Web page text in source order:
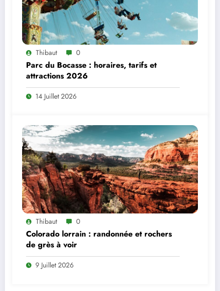
Thibaut 0
Parc du Bocasse : horaires, tarifs et
attractions 2026
14 Juillet 2026
Thibaut 0
Colorado lorrain : randonnée et rochers
de grès à voir
9 Juillet 2026